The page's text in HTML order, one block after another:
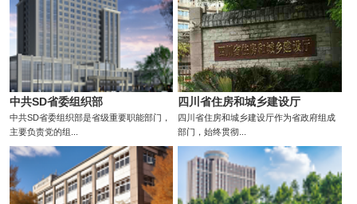
中共SD省委组织部
中共SD省委组织部是省级重要职能部门，
主要负责党的组...
四川省住房和城乡建设厅
四川省住房和城乡建设厅作为省政府组成
部门，始终贯彻...